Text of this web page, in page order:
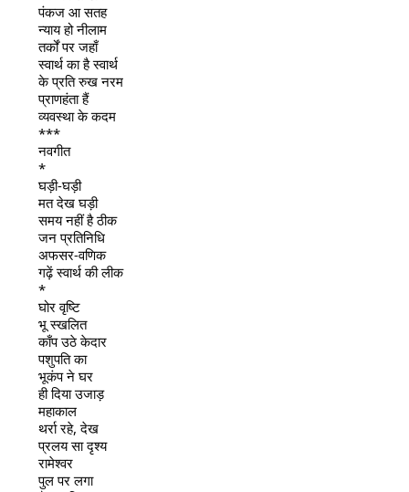
पंकज आ सतह
न्याय हो नीलाम
तर्कों पर जहाँ
स्वार्थ का है स्वार्थ
के प्रति रुख नरम
प्राणहंता हैं
व्यवस्था के कदम
***
नवगीत
*
घड़ी-घड़ी
मत देख घड़ी
समयनहीं है ठीक
जन प्रतिनिधि
अफसर-वणिक
गढ़ें स्वार्थ की लीक
*
घोर वृष्टि
भू स्खलित
काँप उठे केदार
पशुपति का
भूकंप ने घर
ही दिया उजाड़
महाकाल
थर्रा रहे, देख
प्रलय सा दृश्य
रामेश्वर
पुल पर लगा